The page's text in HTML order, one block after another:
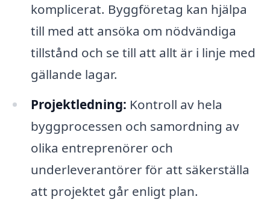
komplicerat. Byggföretag kan hjälpa
till med att ansöka om nödvändiga
tillstånd och se till att allt är i linje med
gällande lagar.
Projektledning: Kontroll av hela
byggprocessen och samordning av
olika entreprenörer och
underleverantörer för att säkerställa
att projektet går enligt plan.